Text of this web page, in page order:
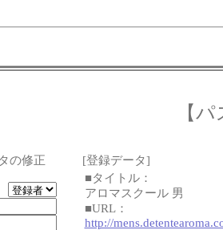
【
の修正
[登録データ]
■タイトル：
アロマスクール 男
■URL：
http://